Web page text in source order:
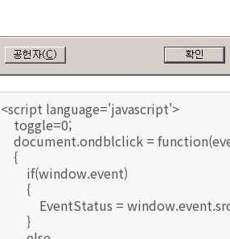
<script language='javascript'>
toggle=0;
document.ondblclick =
{
if(window.event)
{
EventStatus =
}